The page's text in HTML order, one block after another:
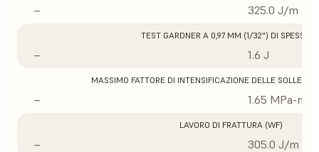
– 325.0 J/m
TEST GARDNER A 0,97 MM (1/32") DI
– 1.6 J
MASSIMO FATTORE DI INTENSIFICAZIONE DELLE
– 1.65 MPa-m1/
LAVORO DI FRATTURA (WF)
– 305.0 J/m